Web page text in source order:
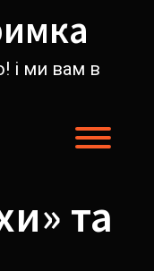
і ми вам в
та